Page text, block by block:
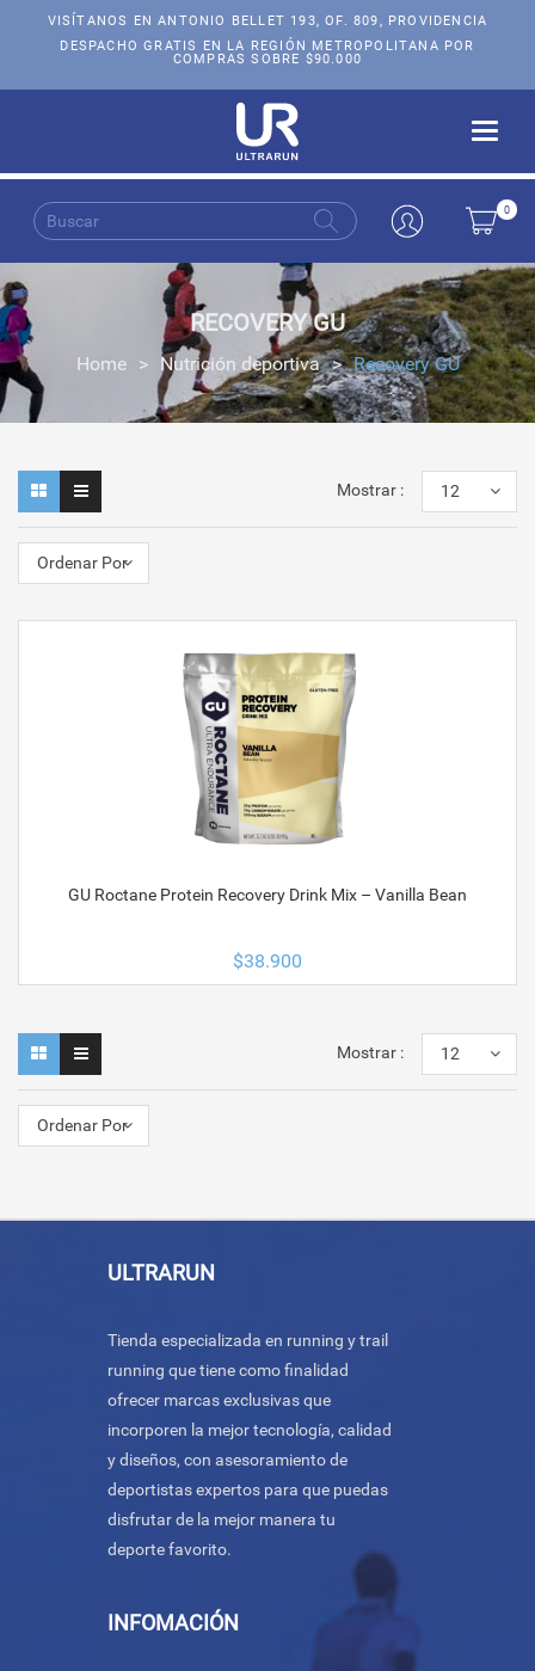
VISÍTANOS EN ANTONIO BELLET 193, OF. 809, PROVIDENCIA
DESPACHO GRATIS EN LA REGIÓN METROPOLITANA POR
COMPRAS SOBRE $90.000
Toggle
0
RECOVERY GU
Home > Nutrición deportiva > Recovery GU
Mostrar : 12
Ordenar Por
GU Roctane Protein Recovery Drink Mix – Vanilla Bean
$38.900
Mostrar : 12
Ordenar Por
ULTRARUN
Tienda especializada en running y trail
running que tiene como finalidad
ofrecer marcas exclusivas que
incorporen la mejor tecnología, calidad
y diseños, con asesoramiento de
deportistas expertos para que puedas
disfrutar de la mejor manera tu
deporte favorito.
INFOMACIÓN